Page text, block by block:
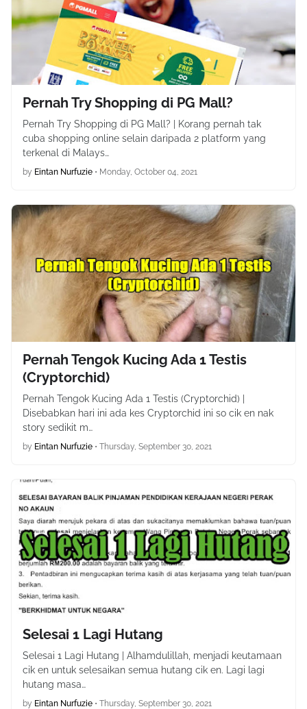
Pernah Try Shopping di PG Mall?
Pernah Try Shopping di PG Mall? | Korang pernah tak
cuba shopping online selain daripada 2 platform yang
terkenal di Malays…
by Eintan Nurfuzie • Monday, October 04, 2021
Pernah Tengok Kucing Ada 1 Testis
(Cryptorchid)
Pernah Tengok Kucing Ada 1 Testis (Cryptorchid) |
Disebabkan hari ini ada kes Cryptorchid ini so cik en nak
story sedikit m…
by Eintan Nurfuzie • Thursday, September 30, 2021
Selesai 1 Lagi Hutang
Selesai 1 Lagi Hutang | Alhamdulillah, menjadi keutamaan
cik en untuk selesaikan semua hutang cik en. Lagi lagi
hutang masa…
by Eintan Nurfuzie • Thursday, September 30, 2021